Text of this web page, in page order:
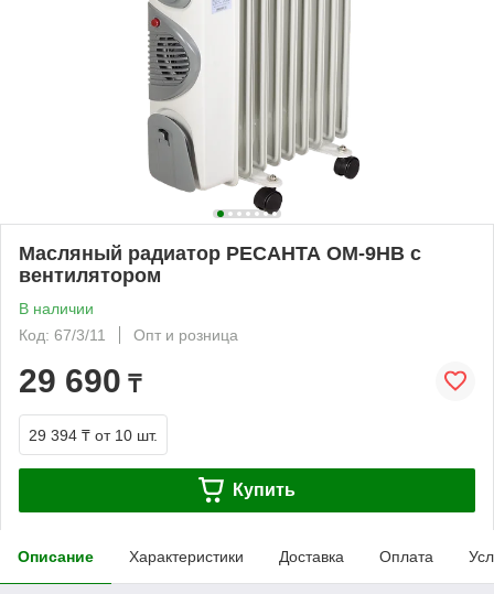
Масляный радиатор РЕСАНТА ОМ-9НВ с
вентилятором
В наличии
Код: 67/3/11
Опт и розница
29 690 ₸
29 394 ₸ от 10 шт.
Купить
Описание Характеристики Доставка Оплата